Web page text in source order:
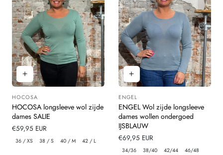
Leverancier:
HOCOSA
HOCOSA longsleeve wol zijde
dames SALIE
Normale
prijs
€59,95 EUR
36 / XS 38 / S 40 / M 42 / L
Leverancier:
ENGEL
ENGEL Wol zijde longsleeve
dames wollen ondergoed
IJSBLAUW
Normale
prijs
€69,95 EUR
34/36 38/40 42/44 46/48